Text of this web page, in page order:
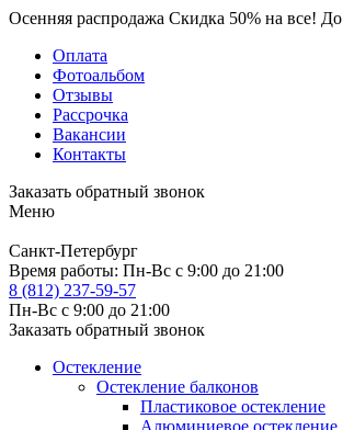
Осенняя распродажа Скидка 50% на все! До
Оплата
Фотоальбом
Отзывы
Рассрочка
Вакансии
Контакты
Заказать обратный звонок
Меню
Санкт-Петербург
Время работы: Пн-Вс с 9:00 до 21:00
8 (812) 237-59-57
Пн-Вс с 9:00 до 21:00
Заказать обратный звонок
Остекление
Остекление балконов
Пластиковое остекление
Алюминиевое остекление